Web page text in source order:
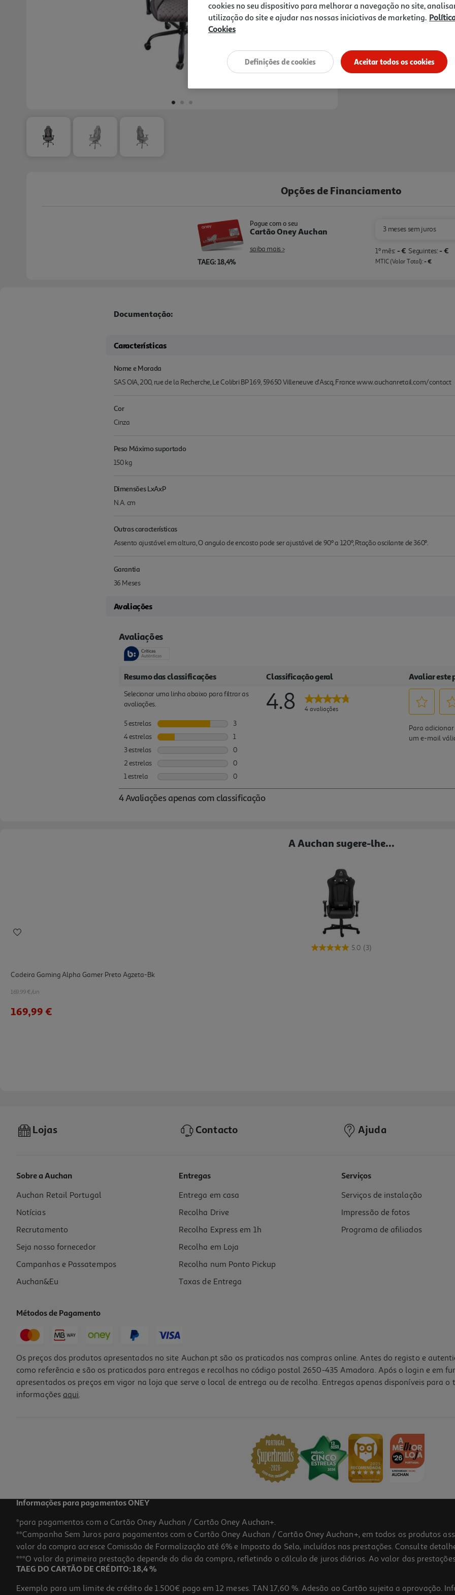
Opções de Financiamento
TAEG: 18,4%
Pague com o seu
Cartão Oney Auchan
saiba mais >
3 meses sem juros
1º mês: - € Seguintes: - €
MTIC (Valor Total):- €
Documentação:
Características
Nome e Morada
SAS OIA, 200, rue de la Recherche, Le Colibri BP 169, 59650 Villeneuve d'Ascq, France www.auchanretail.com/contact
Cor
Cinza
Peso Máximo suportado
150 kg
Dimensões LxAxP
N.A. cm
Outras características
Assento ajustável em altura, O angulo de encosto pode ser ajustável de 90º a 120º, Rtação oscilante de 360º.
Garantia
36 Meses
Avaliações
A Auchan sugere-lhe...
5.0 (3)
Cadeira Gaming Alpha Gamer Preto Agzeta-Bk
169.99 €/un
169,99 €
Cadeira Gaming Groundtec Gamer One Black
99.99 €/un
99,99 €
Lojas Contacto Ajuda
Sobre a Auchan
Auchan Retail Portugal
Notícias
Recrutamento
Seja nosso fornecedor
Campanhas e Passatempos
Auchan&Eu
Entregas
Entrega em casa
Recolha Drive
Recolha Express em 1h
Recolha em Loja
Recolha num Ponto Pickup
Taxas de Entrega
Serviços
Serviços de instalação
Impressão de fotos
Programa de afiliados
Métodos de Pagamento
Os preços dos produtos apresentados no site Auchan.pt são os praticados nas compras online. Antes do registo e
como referência e são os praticados para entregas e recolhas no código postal 2650-435 Amadora. Após o login e em
apresentados os preços em vigor na loja que serve o local de entrega ou de recolha. Entregas apenas disponíveis para
informações aqui.
Informações para pagamentos ONEY
*para pagamentos com o Cartão Oney Auchan / Cartão Oney Auchan+.
**Campanha Sem Juros para pagamentos com o Cartão Oney Auchan / Cartão Oney Auchan+, em todos os produtos
valor da compra acresce Comissão de Formalização até 6% e Imposto do Selo, incluídos nas prestações. Consulte
***O valor da primeira prestação depende do dia da compra, refletindo o cálculo de juros diários. Ao valor das
TAEG DO CARTÃO DE CRÉDITO: 18,4 %
Exemplo para um limite de crédito de 1.500€ pago em 12 meses. TAN 17,60 %. Adesão ao Cartão sujeita a aprovação.
cookies no seu dispositivo para melhorar a navegação no site,
utilização do site e ajudar nas nossas iniciativas de marketing.
Cookies
Aceitar todos os cookies
Definições de cookies